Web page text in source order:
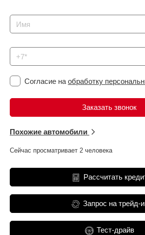
Согласие на обработку
Похожие автомобили
Сейчас просматривает 2 человека
Рассчитать
Запрос на трейд-
Тест-драйв